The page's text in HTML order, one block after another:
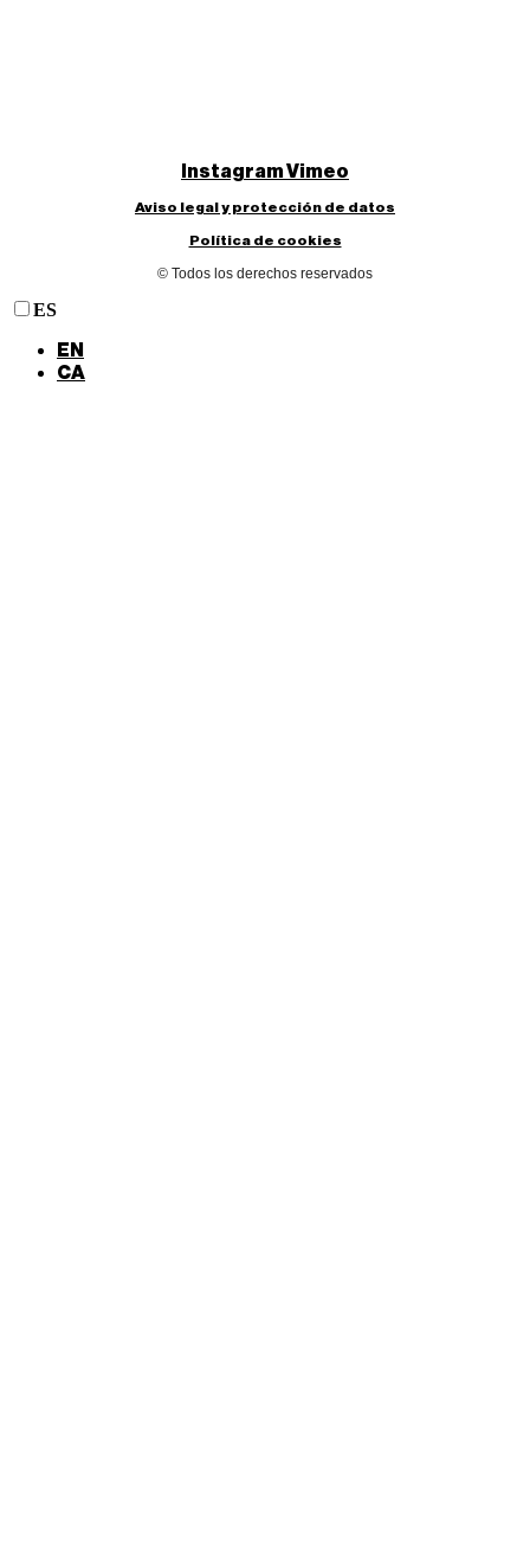
InstagramVimeo
Aviso legal y protección de datos
Política de cookies
© Todos los derechos reservados
ES
EN
CA